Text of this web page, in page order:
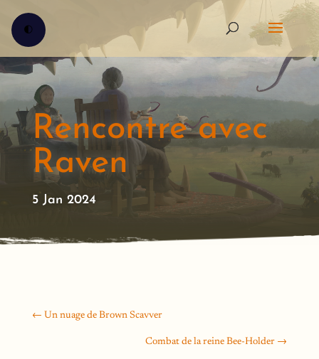
🌓
Rencontre avec
Raven
5 Jan 2024
← Un nuage de Brown Scavver
Combat de la reine Bee-Holder →